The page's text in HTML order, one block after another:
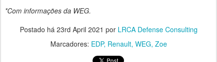
*Com informações da WEG.
Postado há 23rd April 2021 por LRCA Defense Consulting
Marcadores: EDP Renault WEG Zoe